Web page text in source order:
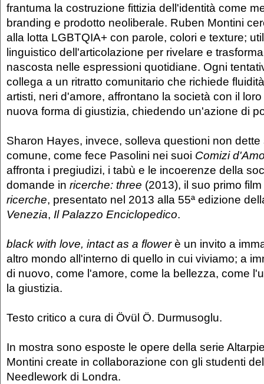
frantuma la costruzione fittizia dell'identità come
branding e prodotto neoliberale. Ruben Montini
alla lotta LGBTQIA+ con parole, colori e texture;
linguistico dell'articolazione per rivelare e
nascosta nelle espressioni quotidiane. Ogni
collega a un ritratto comunitario che richiede
artisti, neri d'amore, affrontano la società con il
nuova forma di giustizia, chiedendo un'azione di
Sharon Hayes, invece, solleva questioni non dette
comune, come fece Pasolini nei suoi Comizi
affronta i pregiudizi, i tabù e le incoerenze della
domande in ricerche: three (2013), il suo primo
ricerche, presentato nel 2013 alla 55ª edizione
Venezia, Il Palazzo Enciclopedico.
black with love, intact as a flowerè un invito a
altro mondo all'interno di quello in cui viviamo; a
di nuovo, come l'amore, come la bellezza, come
la giustizia.
Testo critico a cura di Övül Ö. Durmusoglu.
In mostra sono esposte le opere della serie
Montini create in collaborazione con gli studenti
Needlework di Londra.